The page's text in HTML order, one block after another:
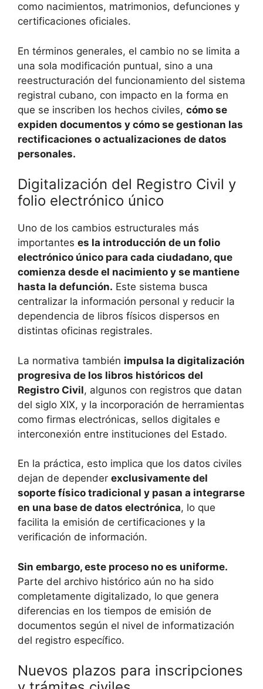
como nacimientos, matrimonios, defunciones y
certificaciones oficiales.
En términos generales, el cambio no se limita a
una sola modificación puntual, sino a una
reestructuración del funcionamiento del sistema
registral cubano, con impacto en la forma en
que se inscriben los hechos civiles, cómo se
expiden documentos y cómo se gestionan las
rectificaciones o actualizaciones de datos
personales.
Digitalización del Registro Civil y
folio electrónico único
Uno de los cambios estructurales más
importantes es la introducción de un folio
electrónico único para cada ciudadano, que
comienza desde el nacimiento y se mantiene
hasta la defunción. Este sistema busca
centralizar la información personal y reducir la
dependencia de libros físicos dispersos en
distintas oficinas registrales.
La normativa también impulsa la digitalización
progresiva de los libros históricos del
Registro Civil, algunos con registros que datan
del siglo XIX, y la incorporación de herramientas
como firmas electrónicas, sellos digitales e
interconexión entre instituciones del Estado.
En la práctica, esto implica que los datos civiles
dejan de depender exclusivamente del
soporte físico tradicional y pasan a integrarse
en una base de datos electrónica, lo que
facilita la emisión de certificaciones y la
verificación de información.
Sin embargo, este proceso no es uniforme.
Parte del archivo histórico aún no ha sido
completamente digitalizado, lo que genera
diferencias en los tiempos de emisión de
documentos según el nivel de informatización
del registro específico.
Nuevos plazos para inscripciones